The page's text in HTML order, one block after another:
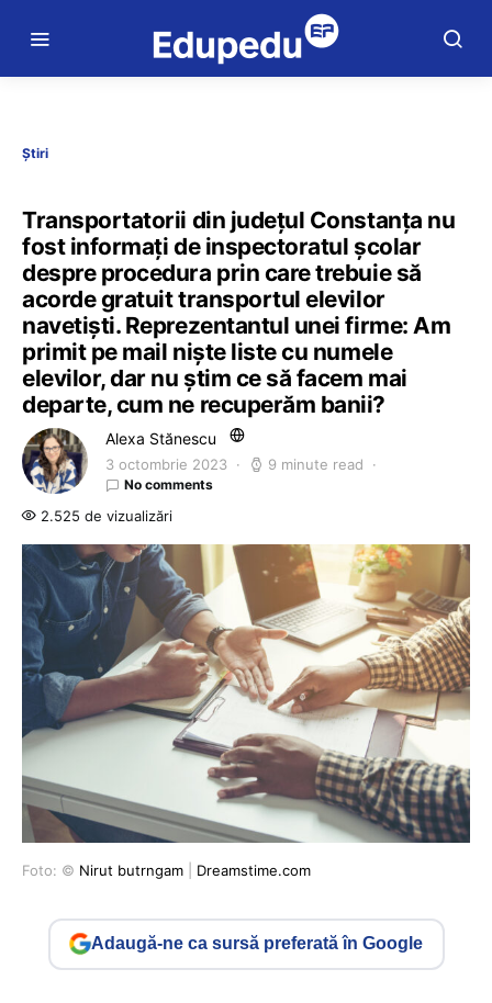
Știri
Transportatorii din județul Constanța nu
fost informați de inspectoratul școlar
despre procedura prin care trebuie să
acorde gratuit transportul elevilor
navetiști. Reprezentantul unei firme: Am
primit pe mail niște liste cu numele
elevilor, dar nu știm ce să facem mai
departe, cum ne recuperăm banii?
Alexa Stănescu
3 octombrie 2023 9 minute read
No comments
2.525 de vizualizări
Foto: © Nirut butrngam Dreamstime.com
Adaugă-ne ca sursă preferată în Google